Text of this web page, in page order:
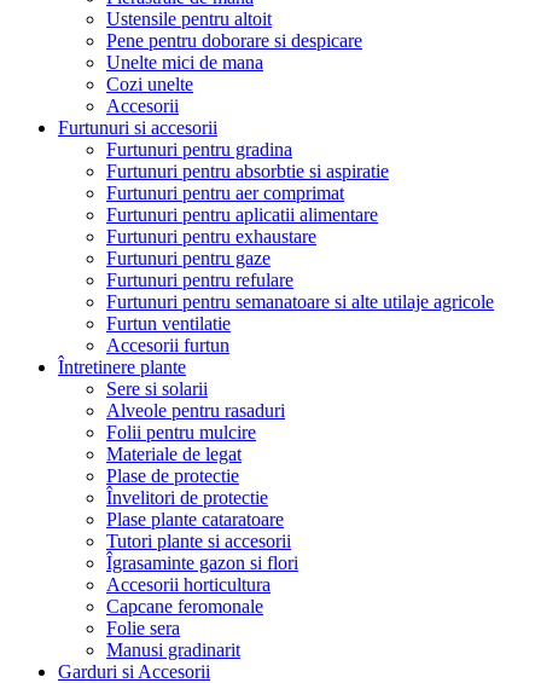
Ustensile pentru altoit
Pene pentru doborare si despicare
Unelte mici de mana
Cozi unelte
Accesorii
Furtunuri si accesorii
Furtunuri pentru gradina
Furtunuri pentru absorbtie si aspiratie
Furtunuri pentru aer comprimat
Furtunuri pentru aplicatii alimentare
Furtunuri pentru exhaustare
Furtunuri pentru gaze
Furtunuri pentru refulare
Furtunuri pentru semanatoare si alte utilaje agricole
Furtun ventilatie
Accesorii furtun
Întretinere plante
Sere si solarii
Alveole pentru rasaduri
Folii pentru mulcire
Materiale de legat
Plase de protectie
Învelitori de protectie
Plase plante cataratoare
Tutori plante si accesorii
Îgrasaminte gazon si flori
Accesorii horticultura
Capcane feromonale
Folie sera
Manusi gradinarit
Garduri si Accesorii